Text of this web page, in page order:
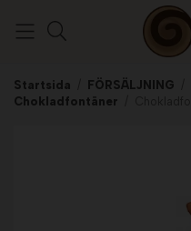
Startsida FÖRSÄLJNING
Chokladfontäner